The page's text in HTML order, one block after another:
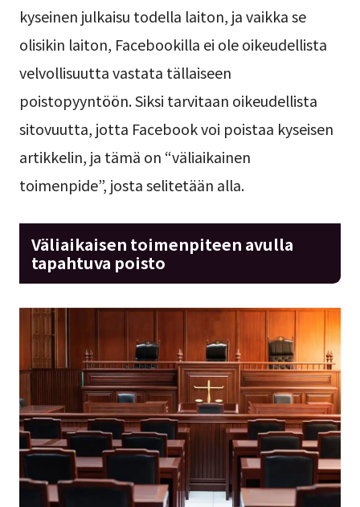
kyseinen julkaisu todella laiton, ja vaikka se
olisikin laiton, Facebookilla ei ole oikeudellista
velvollisuutta vastata tällaiseen
poistopyyntöön. Siksi tarvitaan oikeudellista
sitovuutta, jotta Facebook voi poistaa kyseisen
artikkelin, ja tämä on “väliaikainen
toimenpide”, josta selitetään alla.
Väliaikaisen toimenpiteen avulla
tapahtuva poisto